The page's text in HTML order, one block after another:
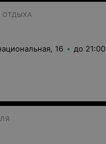
ОТДЫХА
16 до 21:00